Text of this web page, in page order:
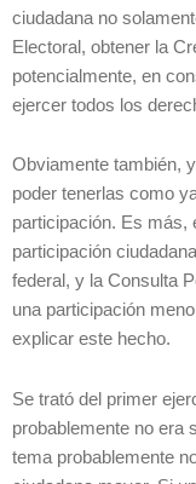
ciudadana no
Electoral, obtener la
potencialmente, en
ejercer todos los
Obviamente también,
poder tenerlas como
participación. Es más,
participación
federal, y la Consulta
una participación
explicar este hecho.
Se trató del primer
probablemente no era
tema probablemente